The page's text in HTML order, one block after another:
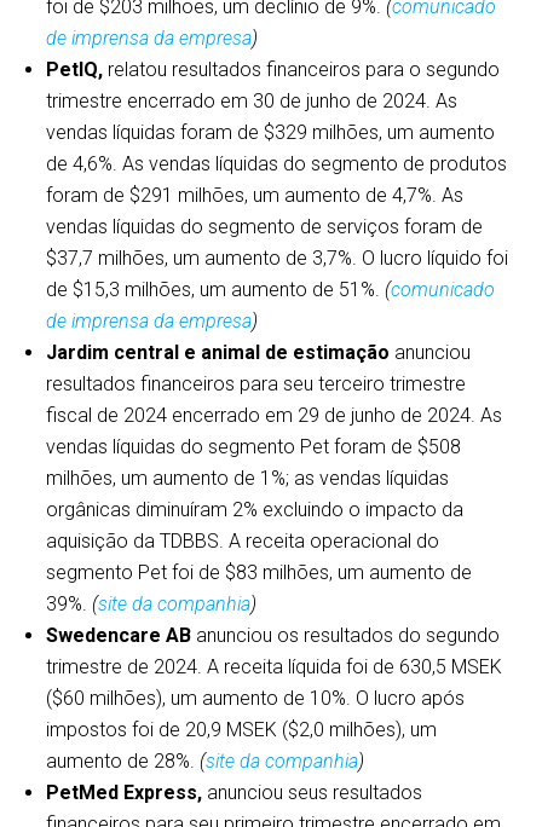
foi de $203 milhões, um declínio de 9%. (comunicado
de imprensa da empresa)
PetIQ, relatou resultados financeiros para o segundo
trimestre encerrado em 30 de junho de 2024. As
vendas líquidas foram de $329 milhões, um aumento
de 4,6%. As vendas líquidas do segmento de produtos
foram de $291 milhões, um aumento de 4,7%. As
vendas líquidas do segmento de serviços foram de
$37,7 milhões, um aumento de 3,7%. O lucro líquido foi
de $15,3 milhões, um aumento de 51%. (comunicado
de imprensa da empresa)
Jardim central e animal de estimação anunciou
resultados financeiros para seu terceiro trimestre
fiscal de 2024 encerrado em 29 de junho de 2024. As
vendas líquidas do segmento Pet foram de $508
milhões, um aumento de 1%; as vendas líquidas
orgânicas diminuíram 2% excluindo o impacto da
aquisição da TDBBS. A receita operacional do
segmento Pet foi de $83 milhões, um aumento de
39%. (site da companhia)
Swedencare AB anunciou os resultados do segundo
trimestre de 2024. A receita líquida foi de 630,5 MSEK
($60 milhões), um aumento de 10%. O lucro após
impostos foi de 20,9 MSEK ($2,0 milhões), um
aumento de 28%. (site da companhia)
PetMed Express, anunciou seus resultados